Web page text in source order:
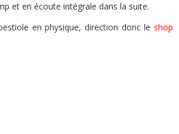
et en écoute intégrale dans la suite.
en physique, direction donc le shop